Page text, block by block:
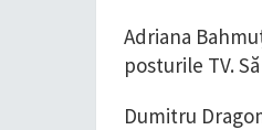
Adriana
posturile TV.
Dumitru